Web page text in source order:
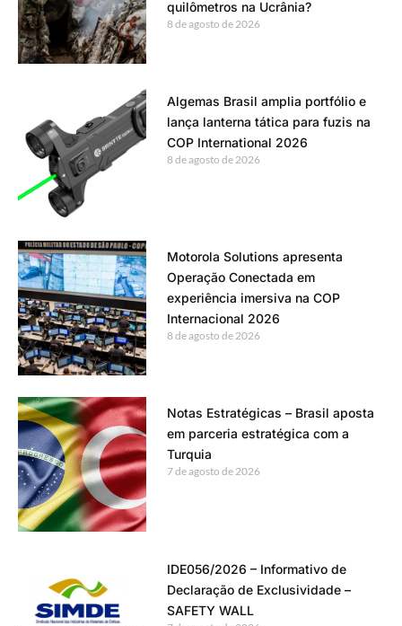
quilômetros na Ucrânia?
8 de agosto de 2026
Algemas Brasil amplia portfólio e
lança lanterna tática para fuzis na
COP International 2026
8 de agosto de 2026
Motorola Solutions apresenta
Operação Conectada em
experiência imersiva na COP
Internacional 2026
8 de agosto de 2026
Notas Estratégicas – Brasil aposta
em parceria estratégica com a
Turquia
7 de agosto de 2026
IDE056/2026 – Informativo de
Declaração de Exclusividade –
SAFETY WALL